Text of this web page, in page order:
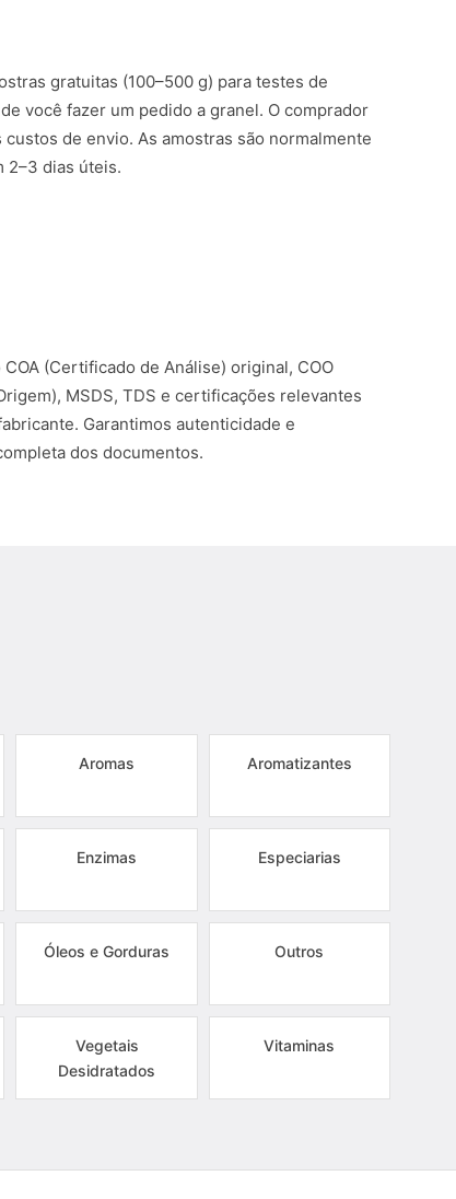
gratuitas (100–500 g) para testes de
você fazer um pedido a granel. O comprador
custos de envio. As amostras são normalmente
2–3 dias úteis.
(Certificado de Análise) original, COO
MSDS, TDS e certificações relevantes
Garantimos autenticidade e
dos documentos.
Aromas Aromatizantes
Enzimas Especiarias
Óleos e Gorduras Outros
Vegetais
Desidratados
Vitaminas